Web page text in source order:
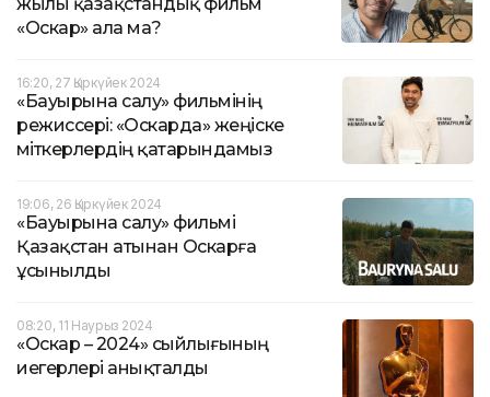
«Оскар» ала ма?
16:20, 27 Қыркүйек 2024
«Бауырына салу» фильмінің
режиссері: «Оскарда» жеңіске
үміткерлердің қатарындамыз
19:06, 26 Қыркүйек 2024
«Бауырына салу» фильмі
Қазақстан атынан Оскарға
ұсынылды
08:20, 11 Наурыз 2024
«Оскар – 2024» сыйлығының
иегерлері анықталды